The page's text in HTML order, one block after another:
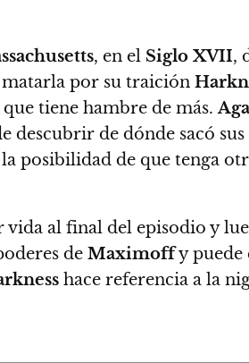
, en el Siglo XVII,
por su traición
tiene hambre de más.
descubrir de dónde sacó
posibilidad de que tenga
vida al final del episodio y
de Maximoffy puede
hace referencia a la